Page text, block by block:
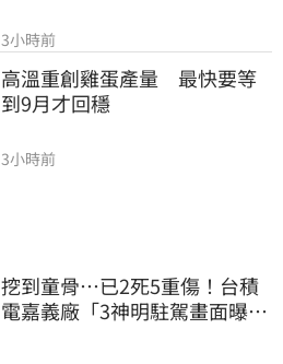
3小時前
高溫重創雞蛋產量　最快要等
到9月才回穩
3小時前
挖到童骨…已2死5重傷！台積
電嘉義廠「3神明駐駕畫面曝